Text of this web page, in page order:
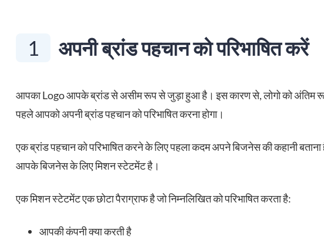
1 अपनी ब्रांड पहचान को परिभाषित करें
आपका Logo आपके ब्रांड से असीम रूप से जुड़ा हुआ है। इस कारण से, लोगो को अंतिम
पहले आपको अपनी ब्रांड पहचान को परिभाषित करना होगा।
एक ब्रांड पहचान को परिभाषित करने के लिए पहला कदम अपने बिजनेस की कहानी
आपके बिजनेस के लिए मिशन स्टेटमेंट है।
एक मिशन स्टेटमेंट एक छोटा पैराग्राफ है जो निम्नलिखित को परिभाषित करता है:
आपकी कंपनी क्या करती है